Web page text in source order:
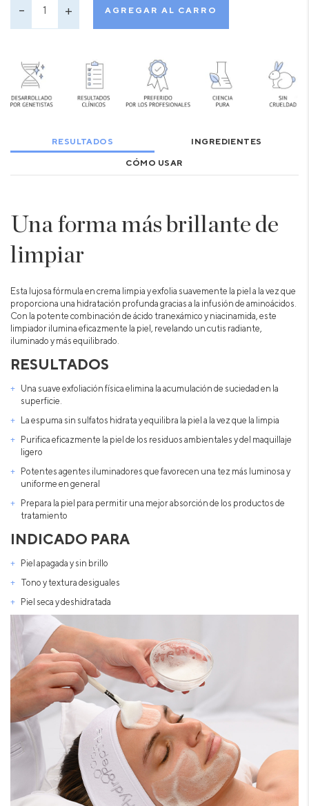
AGREGAR AL CARRO
RESULTADOS INGREDIENTES
CÓMO USAR
Una forma más brillante de
limpiar
Esta lujosa fórmula en crema limpia y exfolia suavemente la piel a la vez que
proporciona una hidratación profunda gracias a la infusión de aminoácidos.
Con la potente combinación de ácido tranexámico y niacinamida, este
limpiador ilumina eficazmente la piel, revelando un cutis radiante,
iluminado y más equilibrado.
RESULTADOS
Una suave exfoliación física elimina la acumulación de suciedad en la
superficie.
La espuma sin sulfatos hidrata y equilibra la piel a la vez que la limpia
Purifica eficazmente la piel de los residuos ambientales y del maquillaje
ligero
Potentes agentes iluminadores que favorecen una tez más luminosa y
uniforme en general
Prepara la piel para permitir una mejor absorción de los productos de
tratamiento
INDICADO PARA
Piel apagada y sin brillo
Tono y textura desiguales
Piel seca y deshidratada